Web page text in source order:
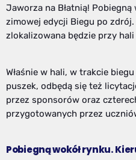
Jaworza na Błatnią!
zimowej edycji Biegu po
zlokalizowana będzie przy
Właśnie w hali, w trakcie
puszek, odbędą się też
przez sponsorów oraz
przygotowanych przez
Pobiegną wokół rynku.